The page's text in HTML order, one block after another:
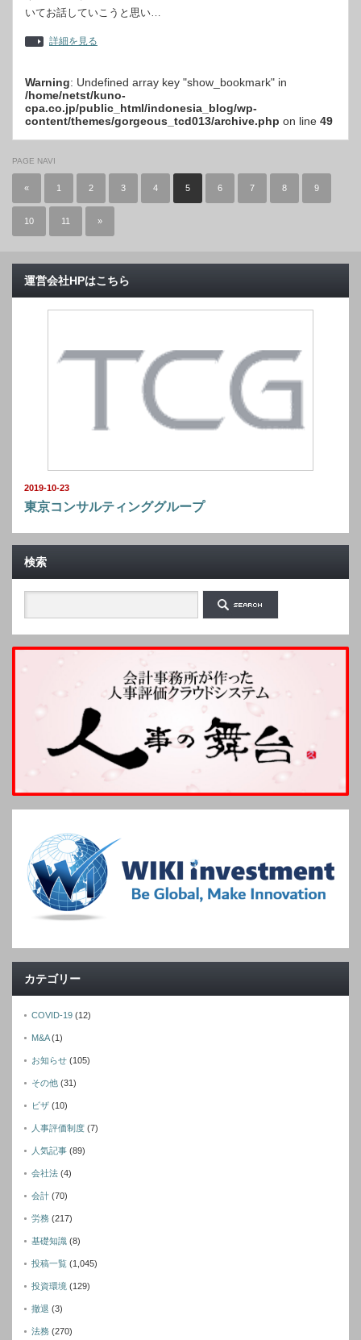
いてお話していこうと思い…
詳細を見る
Warning: Undefined array key "show_bookmark" in
/home/netst/kuno-
cpa.co.jp/public_html/indonesia_blog/wp-
content/themes/gorgeous_tcd013/archive.php on line 49
PAGE NAVI
« 1 2 3 4 5 6 7 8 9
10 11 »
運営会社HPはこちら
2019-10-23
東京コンサルティンググループ
検索
カテゴリー
COVID-19 (12)
M&A(1)
お知らせ (105)
その他 (31)
ビザ (10)
人事評価制度 (7)
人気記事 (89)
会社法 (4)
会計 (70)
労務 (217)
基礎知識 (8)
投稿一覧 (1,045)
投資環境 (129)
撤退 (3)
法務 (270)